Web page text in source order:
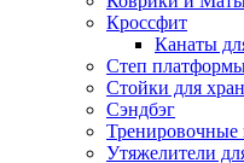
Кроссфит
Канаты
Степ
Стойки для
Сэндбэг
Утяжелители